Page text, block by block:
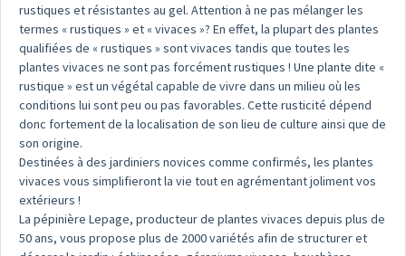
rustiques et résistantes au gel. Attention à ne pas mélanger les
termes « rustiques » et « vivaces »? En effet, la plupart des plantes
qualifiées de « rustiques » sont vivaces tandis que toutes les
plantes vivaces ne sont pas forcément rustiques ! Une plante dite «
rustique » est un végétal capable de vivre dans un milieu où les
conditions lui sont peu ou pas favorables. Cette rusticité dépend
donc fortement de la localisation de son lieu de culture ainsi que de
son origine.
Destinées à des jardiniers novices comme confirmés, les plantes
vivaces vous simplifieront la vie tout en agrémentant joliment vos
extérieurs !
La pépinière Lepage, producteur de plantes vivaces depuis plus de
50 ans, vous propose plus de 2000 variétés afin de structurer et